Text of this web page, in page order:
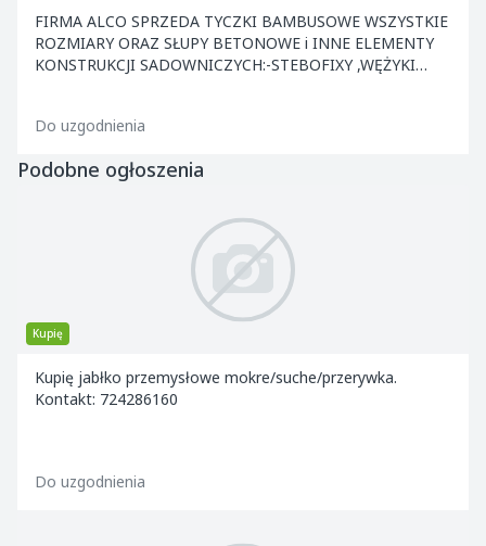
FIRMA ALCO SPRZEDA TYCZKI BAMBUSOWE WSZYSTKIE
ROZMIARY ORAZ SŁUPY BETONOWE i INNE ELEMENTY
KONSTRUKCJI SADOWNICZYCH:-STEBOFIXY ,WĘŻYKI
Do uzgodnienia
Podobne ogłoszenia
Kupię
Kupię jabłko przemysłowe mokre/suche/przerywka.
Kontakt: 724286160
Do uzgodnienia